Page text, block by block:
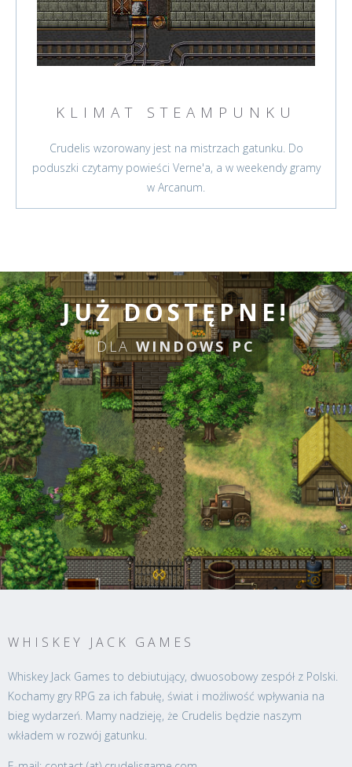
KLIMAT STEAMPUNKU
Crudelis wzorowany jest na mistrzach gatunku. Do
poduszki czytamy powieści Verne'a, a w weekendy gramy
w Arcanum.
JUŻ DOSTĘPNE!
DLA WINDOWS PC
WHISKEY JACK GAMES
Whiskey Jack Games to debiutujący, dwuosobowy zespół z Polski.
Kochamy gry RPG za ich fabułę, świat i możliwość wpływania na
bieg wydarzeń. Mamy nadzieję, że Crudelis będzie naszym
wkładem w rozwój gatunku.